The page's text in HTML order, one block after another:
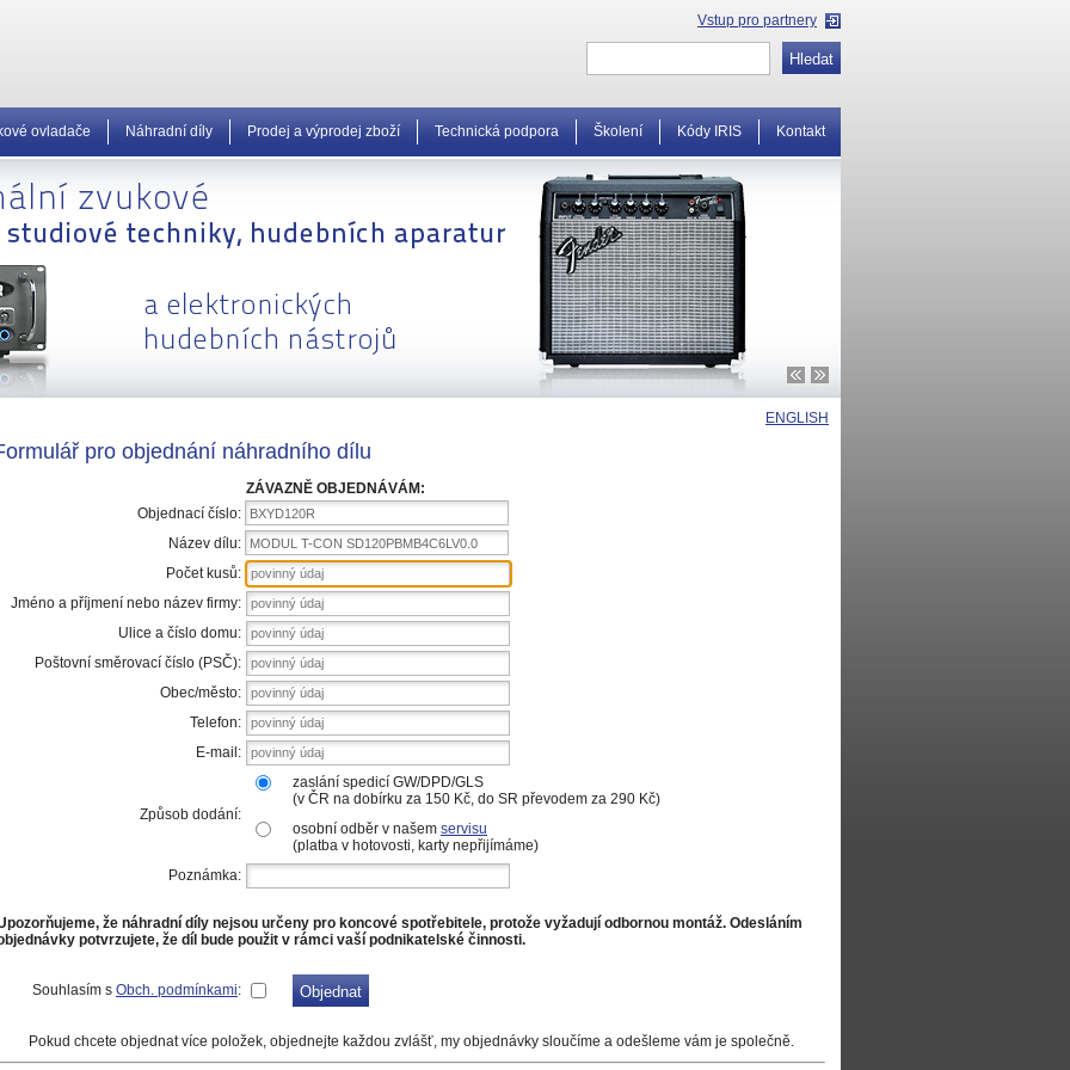
Vstup pro partnery
ovladače Náhradní díly Prodej a výprodej zboží Technická podpora Školení Kódy IRIS Kontakt
ENGLISH
pro objednání náhradního dílu
ZÁVAZNĚ OBJEDNÁVÁM:
Objednací číslo:
BXYD120R
Název dílu: MODUL T-CON SD120PBMB4C6LV0.0
Počet kusů:
Jméno a příjmení nebo název firmy:
Ulice a číslo domu:
Poštovní směrovací číslo (PSČ):
Obec/město:
Telefon:
E-mail:
Způsob dodání:
zaslání spedicí GW/DPD/GLS
(v ČR na dobírku za 150 Kč, do SR převodem za 290 Kč)
osobní odběr v našem servisu
(platba v hotovosti, karty nepřijímáme)
Poznámka:
že náhradní díly nejsou určeny pro koncové spotřebitele, protože vyžadují odbornou montáž. Odesláním
potvrzujete, že díl bude použit v rámci vaší podnikatelské činnosti.
Souhlasím s Obch. podmínkami:
Pokud chcete objednat více položek, objednejte každou zvlášť, my objednávky sloučíme a odešleme vám je společně.